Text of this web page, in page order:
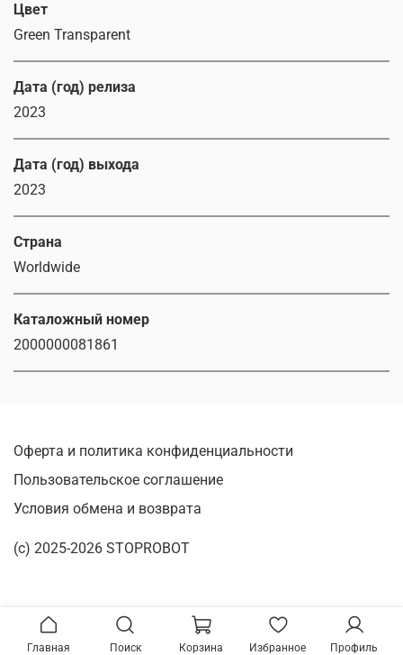
Цвет
Green Transparent
Дата (год) релиза
2023
Дата (год) выхода
2023
Страна
Worldwide
Каталожный номер
2000000081861
Оферта и политика конфиденциальности
Пользовательское соглашение
Условия обмена и возврата
(c) 2025-2026 STOPROBOT
Главная Поиск Корзина Избранное Профиль